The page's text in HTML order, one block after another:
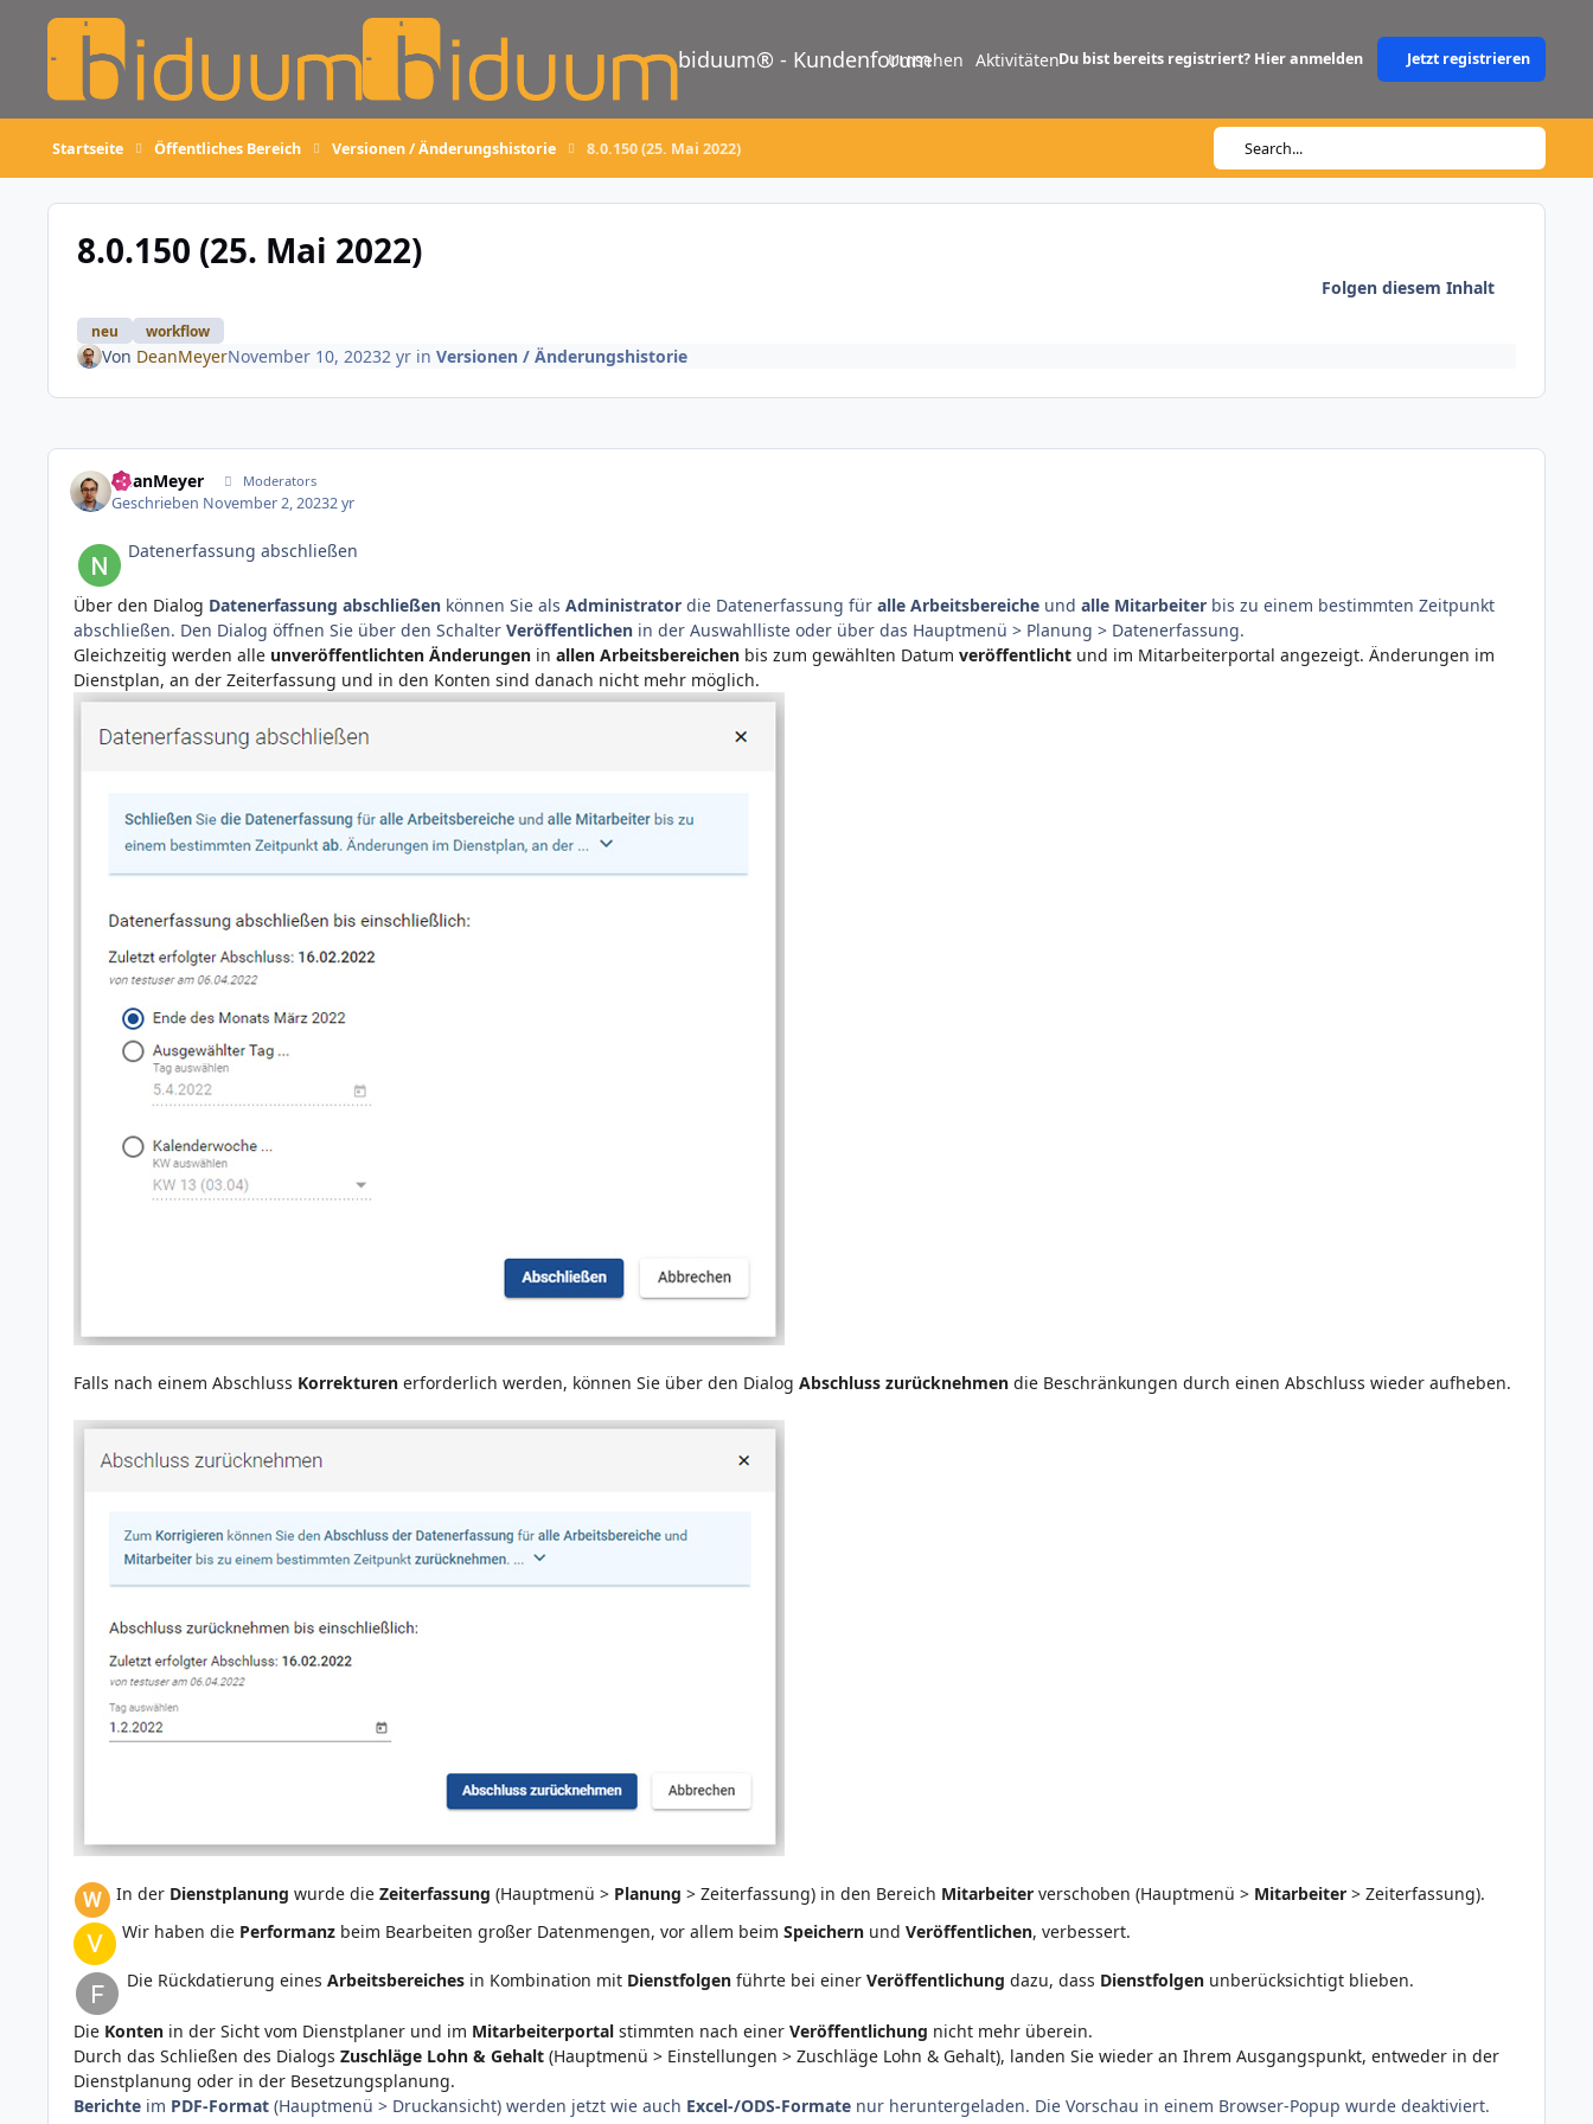
Skip to content
biduum® - Kundenforum
Umsehen AktivitätenDu bist bereits registriert? Hier anmelden Jetzt registrieren
Startseite Öffentliches Bereich Versionen / Änderungshistorie 8.0.150 (25. Mai 2022) Search...
8.0.150 (25. Mai 2022)
neu workflow
Folgen diesem Inhalt
Von DeanMeyerNovember 10, 20232 yrin Versionen / Änderungshistorie
DeanMeyer Moderators
Geschrieben November 2, 20232 yr
Datenerfassung abschließen
Über den Dialog Datenerfassung abschließen können Sie als Administrator die Datenerfassung für alle Arbeitsbereiche und alle Mitarbeiter bis zu einem bestimmten Zeitpunkt
abschließen. Den Dialog öffnen Sie über den Schalter Veröffentlichen in der Auswahlliste oder über das Hauptmenü > Planung > Datenerfassung.
Gleichzeitig werden alle unveröffentlichten Änderungen in allen Arbeitsbereichen bis zum gewählten Datum veröffentlicht und im Mitarbeiterportal angezeigt. Änderungen im
Dienstplan, an der Zeiterfassung und in den Konten sind danach nicht mehr möglich.
Falls nach einem Abschluss Korrekturen erforderlich werden, können Sie über den Dialog Abschluss zurücknehmen die Beschränkungen durch einen Abschluss wieder aufheben.
In der Dienstplanung wurde die Zeiterfassung (Hauptmenü > Planung > Zeiterfassung) in den Bereich Mitarbeiter verschoben (Hauptmenü > Mitarbeiter > Zeiterfassung).
Wir haben die Performanz beim Bearbeiten großer Datenmengen, vor allem beim Speichern und Veröffentlichen, verbessert.
Die Rückdatierung eines Arbeitsbereiches in Kombination mit Dienstfolgen führte bei einer Veröffentlichung dazu, dass Dienstfolgen unberücksichtigt blieben.
Die Konten in der Sicht vom Dienstplaner und im Mitarbeiterportal stimmten nach einer Veröffentlichung nicht mehr überein.
Durch das Schließen des Dialogs Zuschläge Lohn & Gehalt (Hauptmenü > Einstellungen > Zuschläge Lohn & Gehalt), landen Sie wieder an Ihrem Ausgangspunkt, entweder in der
Dienstplanung oder in der Besetzungsplanung.
Berichte im PDF-Format (Hauptmenü > Druckansicht) werden jetzt wie auch Excel-/ODS-Formate nur heruntergeladen. Die Vorschau in einem Browser-Popup wurde deaktiviert.